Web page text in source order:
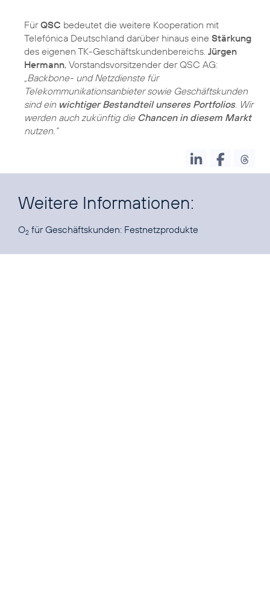
FürQSC bedeutet die weitere Kooperation mit
Telefónica Deutschland darüber hinaus eine Stärkung
des eigenen TK-Geschäftskundenbereichs. Jürgen
Hermann, Vorstandsvorsitzender der QSC AG:
„Backbone- und Netzdienste für
Telekommunikationsanbieter sowie Geschäftskunden
sind ein wichtiger Bestandteil unseres Portfolios. Wir
werden auch zukünftig die Chancen in diesem Markt
nutzen.“
Weitere Informationen:
O2 für Geschäftskunden: Festnetzprodukte